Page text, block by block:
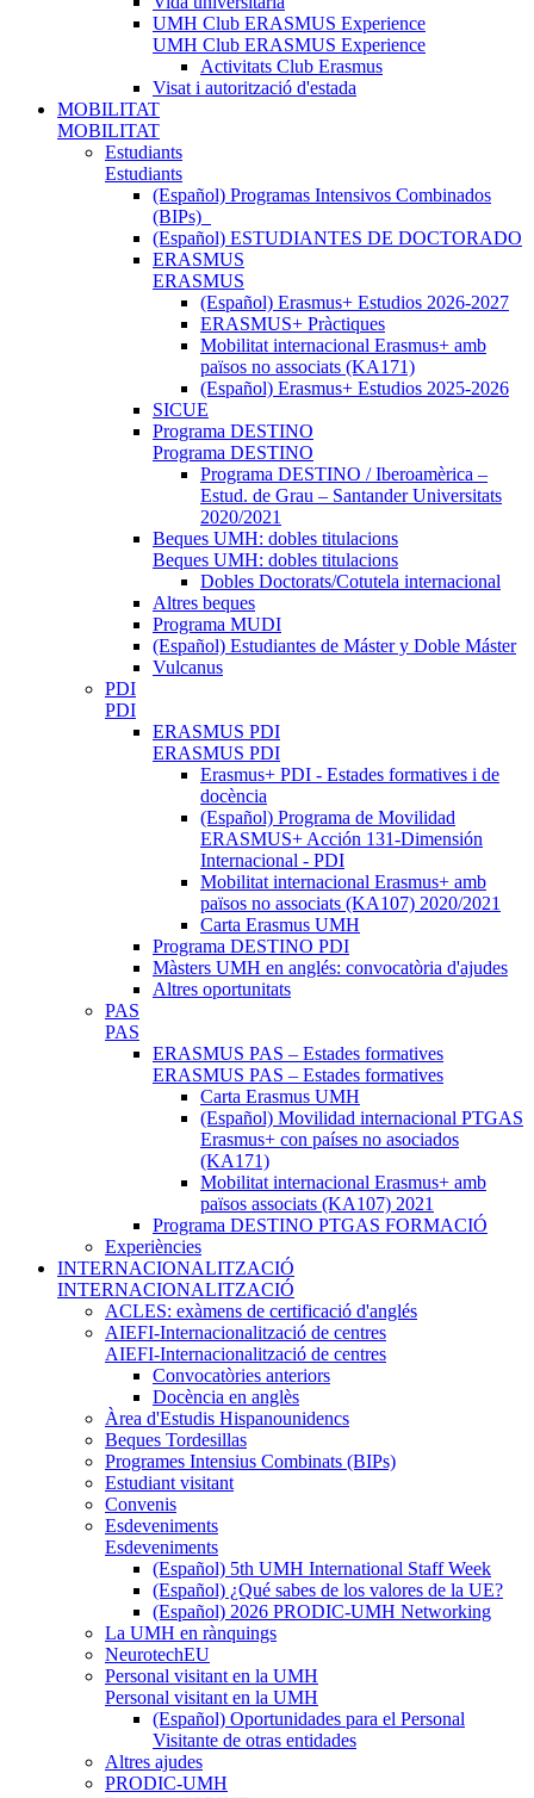
UMH Club ERASMUS Experience
UMH Club ERASMUS Experience
Activitats Club Erasmus
Visat i autorització d'estada
MOBILITAT
MOBILITAT
Estudiants
Estudiants
(Español) Programas Intensivos Combinados
(BIPs)_
(Español) ESTUDIANTES DE DOCTORADO
ERASMUS
ERASMUS
(Español) Erasmus+ Estudios 2026-2027
ERASMUS+ Pràctiques
Mobilitat internacional Erasmus+ amb
països no associats (KA171)
(Español) Erasmus+ Estudios 2025-2026
SICUE
Programa DESTINO
Programa DESTINO
Programa DESTINO / Iberoamèrica –
Estud. de Grau – Santander Universitats
2020/2021
Beques UMH: dobles titulacions
Beques UMH: dobles titulacions
Dobles Doctorats/Cotutela internacional
Altres beques
Programa MUDI
(Español) Estudiantes de Máster y Doble Máster
Vulcanus
PDI
PDI
ERASMUS PDI
ERASMUS PDI
Erasmus+ PDI - Estades formatives i de
docència
(Español) Programa de Movilidad
ERASMUS+ Acción 131-Dimensión
Internacional - PDI
Mobilitat internacional Erasmus+ amb
països no associats (KA107) 2020/2021
Carta Erasmus UMH
Programa DESTINO PDI
Màsters UMH en anglés: convocatòria d'ajudes
Altres oportunitats
PAS
PAS
ERASMUS PAS – Estades formatives
ERASMUS PAS – Estades formatives
Carta Erasmus UMH
(Español) Movilidad internacional PTGAS
Erasmus+ con países no asociados
(KA171)
Mobilitat internacional Erasmus+ amb
països associats (KA107) 2021
Programa DESTINO PTGAS FORMACIÓ
Experiències
INTERNACIONALITZACIÓ
INTERNACIONALITZACIÓ
ACLES: exàmens de certificació d'anglés
AIEFI-Internacionalització de centres
AIEFI-Internacionalització de centres
Convocatòries anteriors
Docència en anglès
Àrea d'Estudis Hispanounidencs
Beques Tordesillas
Programes Intensius Combinats (BIPs)
Estudiant visitant
Convenis
Esdeveniments
Esdeveniments
(Español) 5th UMH International Staff Week
(Español) ¿Qué sabes de los valores de la UE?
(Español) 2026 PRODIC-UMH Networking
La UMH en rànquings
NeurotechEU
Personal visitant en la UMH
Personal visitant en la UMH
(Español) Oportunidades para el Personal
Visitante de otras entidades
Altres ajudes
PRODIC-UMH